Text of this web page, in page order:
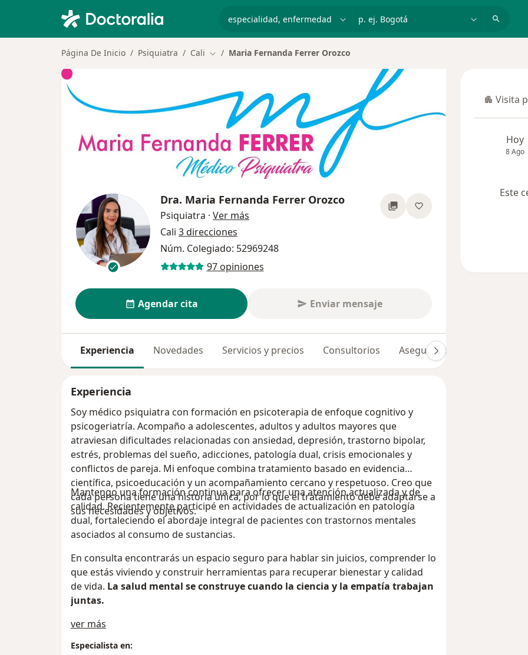
p. ej. Bogotá
Página De Inicio Psiquiatra Cali Cambiar de ciudad
Maria Fernanda Ferrer Orozco
Dra. Maria Fernanda Ferrer Orozco
Psiquiatra · Ver más
Cali 3 direcciones
Núm. Colegiado: 52969248
97 opiniones
Agendar cita Enviar mensaje
Experiencia Novedades Servicios y precios Consultorios Aseguradoras
Experiencia
Soy médico psiquiatra con formación en psicoterapia de enfoque cognitivo y
psicogeriatría. Acompaño a adolescentes, adultos y adultos mayores que
atraviesan dificultades relacionadas con ansiedad, depresión, trastorno bipolar,
estrés, problemas del sueño, adicciones, patología dual, crisis emocionales y
conflictos de pareja. Mi enfoque combina tratamiento basado en evidencia
científica, psicoeducación y un acompañamiento cercano y respetuoso. Creo que
cada persona tiene una historia única, por lo que el tratamiento debe adaptarse a
sus necesidades y objetivos.
Mantengo una formación continua para ofrecer una atención actualizada y de
calidad. Recientemente participé en actividades de actualización en patología
dual, fortaleciendo el abordaje integral de pacientes con trastornos mentales
asociados al consumo de sustancias.
En consulta encontrarás un espacio seguro para hablar sin juicios, comprender lo
que estás viviendo y construir herramientas para recuperar bienestar y calidad
de vida. La salud mental se construye cuando la ciencia y la empatía trabajan
juntas.
ver más
Especialista en:
Visita
Visita
Hoy
8 Ago
Este